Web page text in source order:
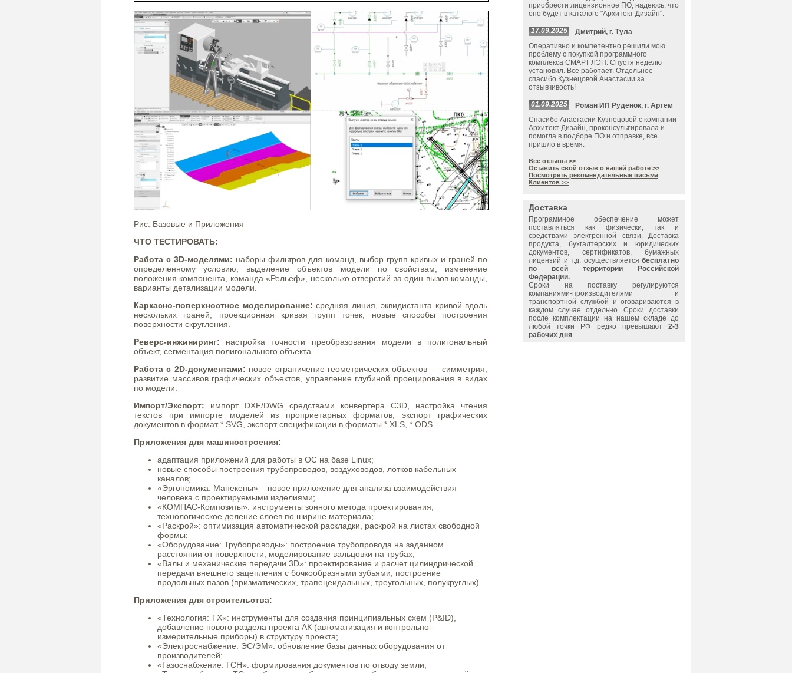
Рис. Базовые и Приложения
ЧТО ТЕСТИРОВАТЬ:
Работа с 3D-моделями: наборы фильтров для команд, выбор групп кривых и граней по
определенному условию, выделение объектов модели по свойствам, изменение
положения компонента, команда «Рельеф», несколько отверстий за один вызов команды,
варианты детализации модели.
Каркасно-поверхностное моделирование: средняя линия, эквидистанта кривой вдоль
нескольких граней, проекционная кривая групп точек, новые способы построения
поверхности скругления.
Реверс-инжиниринг: настройка точности преобразования модели в полигональный
объект, сегментация полигонального объекта.
Работа с 2D-документами: новое ограничение геометрических объектов — симметрия,
развитие массивов графических объектов, управление глубиной проецирования в видах
по модели.
Импорт/Экспорт: импорт DXF/DWG средствами конвертера C3D, настройка чтения
текстов при импорте моделей из проприетарных форматов, экспорт графических
документов в формат *.SVG, экспорт спецификации в форматы *.XLS, *.ODS.
Приложения для машиностроения:
адаптация приложений для работы в ОС на базе Linux;
новые способы построения трубопроводов, воздуховодов, лотков кабельных
каналов;
«Эргономика: Манекены» – новое приложение для анализа взаимодействия
человека с проектируемыми изделиями;
«КОМПАС-Композиты»: инструменты зонного метода проектирования,
технологическое деление слоев по ширине материала;
«Раскрой»: оптимизация автоматической раскладки, раскрой на листах свободной
формы;
«Оборудование: Трубопроводы»: построение трубопровода на заданном
расстоянии от поверхности, моделирование вальцовки на трубах;
«Валы и механические передачи 3D»: проектирование и расчет цилиндрической
передачи внешнего зацепления с бочкообразными зубьями, построение
продольных пазов (призматических, трапецеидальных, треугольных, полукруглых).
Приложения для строительства:
«Технология: ТХ»: инструменты для создания принципиальных схем (P&ID),
добавление нового раздела проекта АК (автоматизация и контрольно-
измерительные приборы) в структуру проекта;
«Электроснабжение: ЭС/ЭМ»: обновление базы данных оборудования от
производителей;
«Газоснабжение: ГСН»: формирования документов по отводу земли;
приобрести лицензионное ПО, надеюсь, что
оно будет в каталоге "Архитект Дизайн".
17.09.2025
Дмитрий, г. Тула
Оперативно и компетентно решили мою
проблему с покупкой программного
комплекса СМАРТ ЛЭП. Спустя неделю
установил. Все работает. Отдельное
спасибо Кузнецовой Анастасии за
отзывчивость!
01.09.2025
Роман ИП Руденок, г. Артем
Спасибо Анастасии Кузнецовой с компании
Архитект Дизайн, проконсультировала и
помогла в подборе ПО и отправке, все
пришло в время.
Все отзывы >>
Оставить свой отзыв о нашей работе >>
Посмотреть рекомендательные письма
Клиентов >>
Доставка
Программное обеспечение может
поставляться как физически, так и
средствами электронной связи. Доставка
продукта, бухгалтерских и юридических
документов, сертификатов, бумажных
лицензий и т.д. осуществляется бесплатно
по всей территории Российской
Федерации.
Сроки на поставку регулируются
компаниями-производителями и
транспортной службой и оговариваются в
каждом случае отдельно. Сроки доставки
после комплектации на нашем складе до
любой точки РФ редко превышают 2-3
рабочих дня.